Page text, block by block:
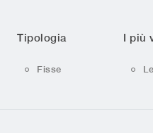
Tipologia
Fisse
I più